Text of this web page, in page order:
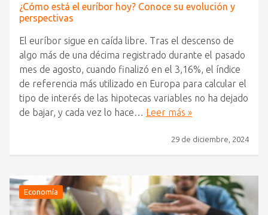
¿Cómo está el euríbor hoy? Conoce su evolución y
perspectivas
El euríbor sigue en caída libre. Tras el descenso de
algo más de una décima registrado durante el pasado
mes de agosto, cuando finalizó en el 3,16%, el índice
de referencia más utilizado en Europa para calcular el
tipo de interés de las hipotecas variables no ha dejado
de bajar, y cada vez lo hace… Leer más »
29 de diciembre, 2024
Economía